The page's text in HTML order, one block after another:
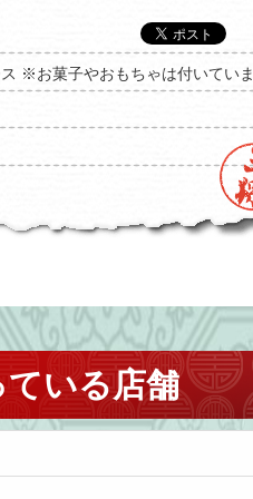
※お菓子やおもちゃは付いていま
いる店舗